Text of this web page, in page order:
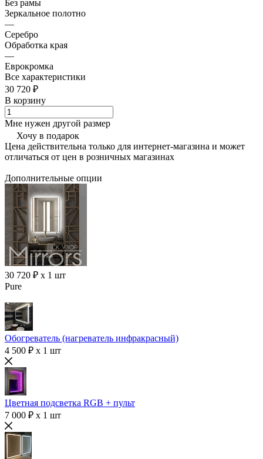
Без рамы
Зеркальное полотно
—
Серебро
Обработка края
—
Еврокромка
Все характеристики
30 720 ₽
В корзину
Мне нужен другой размер
Хочу в подарок
Цена действительна только для интернет-магазина и может
отличаться от цен в розничных магазинах
Дополнительные опции
30 720 ₽ x 1 шт
Pure
Обогреватель (нагреватель инфракрасный)
4 500 ₽ x 1 шт
Цветная подсветка RGB + пульт
7 000 ₽ x 1 шт